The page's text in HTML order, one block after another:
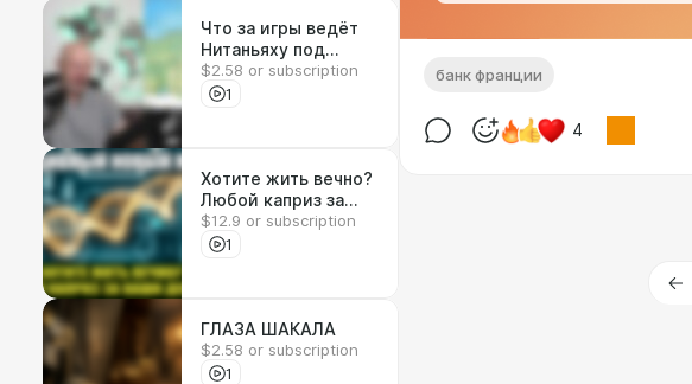
Что за игры ведёт
Нитаньяху под
землёй?
$2.58 or subscription
1
Хотите жить вечно?
Любой каприз за
ваши деньги!
$12.9 or subscription
1
ГЛАЗА ШАКАЛА
$2.58 or subscription
1
банк франции
4